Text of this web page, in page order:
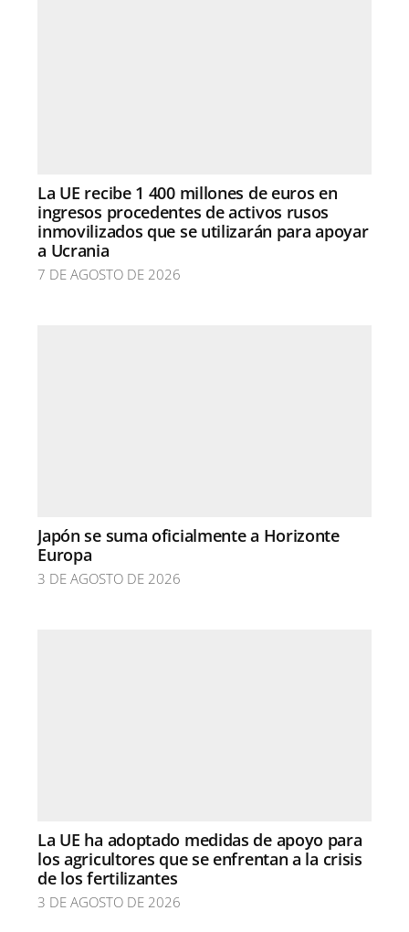
La UE recibe 1 400 millones de euros en
ingresos procedentes de activos rusos
inmovilizados que se utilizarán para apoyar
a Ucrania
7 DE AGOSTO DE 2026
Japón se suma oficialmente a Horizonte
Europa
3 DE AGOSTO DE 2026
La UE ha adoptado medidas de apoyo para
los agricultores que se enfrentan a la crisis
de los fertilizantes
3 DE AGOSTO DE 2026